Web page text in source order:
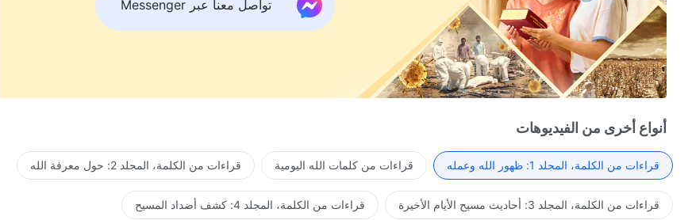
تواصل معنا عبر Messenger
أنواع أخرى من الفيديوهات
قراءات من الكلمة، المجلد 1: ظهور الله وعمله قراءات من كلمات الله اليومية قراءات من الكلمة، المجلد 2: حول معرفة الله
قراءات من الكلمة، المجلد 3: أحاديث مسيح الأيام الأخيرة قراءات من الكلمة، المجلد 4: كشف أضداد المسيح